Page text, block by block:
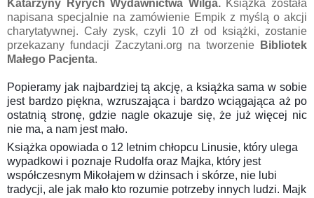
Katarzyny Ryrych Wydawnictwa Wilga.Książka została
napisana specjalnie na zamówienie Empik z myślą o akcji
charytatywnej. Cały zysk, czyli 10 zł od książki, zostanie
przekazany fundacji Zaczytani.org na tworzenie
Bibliotek
Małego Pacjenta.
Popieramy jak najbardziej tą akcję, a książka sama w sobie
jest bardzo piękna, wzruszająca i bardzo wciągająca aż po
ostatnią stronę, gdzie nagle okazuje się, że już więcej nic
nie ma, a nam jest mało.
Książka opowiada o 12 letnim chłopcu Linusie, który u lega
wypadkowi i poznaje Rudolfa oraz Majka, który jest
współczesnym Mikołajem w dżinsach i skórze, nie lubi
tradycji, ale jak mało kto rozumie potrzeby innych ludzi. Majk